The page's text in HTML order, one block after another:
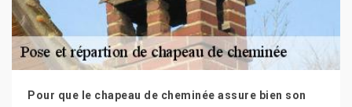
Pour que le chapeau de cheminée assure bien son